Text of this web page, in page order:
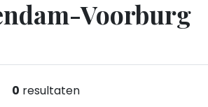
Voorburg
0 resultaten